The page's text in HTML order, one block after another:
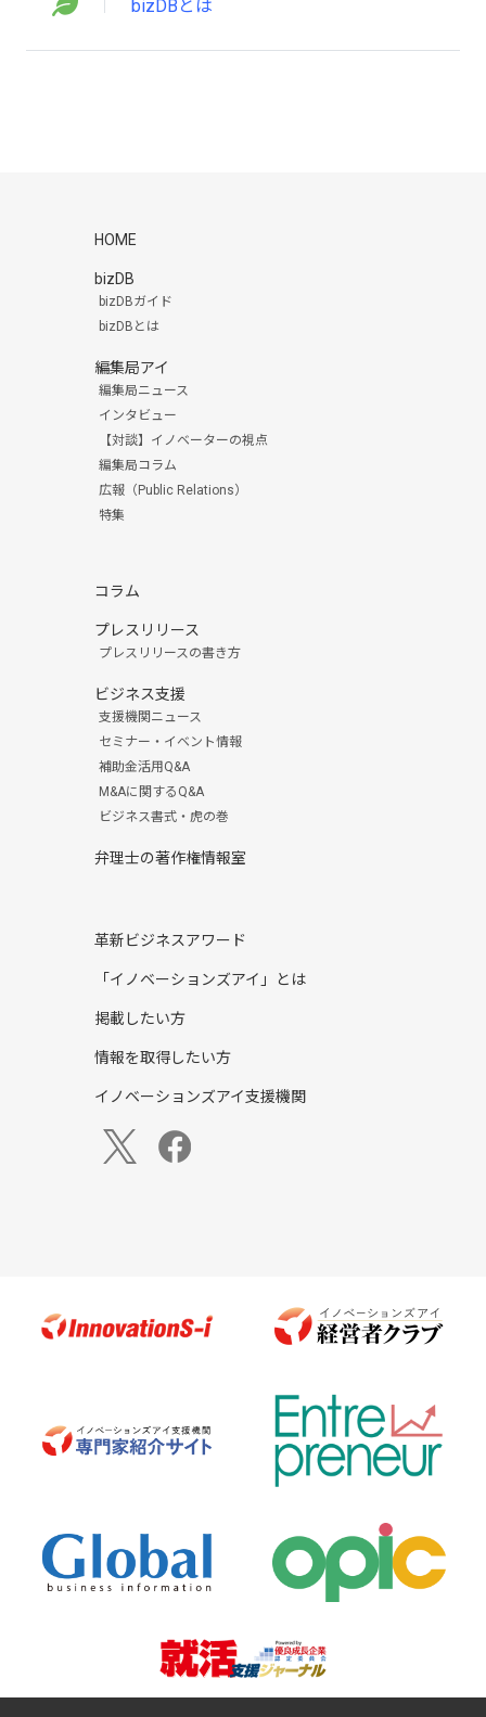
bizDBとは
HOME
bizDB
bizDBガイド
bizDBとは
編集局アイ
編集局ニュース
インタビュー
【対談】イノベーターの視点
編集局コラム
広報（Public Relations）
特集
コラム
プレスリリース
プレスリリースの書き方
ビジネス支援
支援機関ニュース
セミナー・イベント情報
補助金活用Q&A
M&Aに関するQ&A
ビジネス書式・虎の巻
弁理士の著作権情報室
革新ビジネスアワード
「イノベーションズアイ」とは
掲載したい方
情報を取得したい方
イノベーションズアイ支援機関